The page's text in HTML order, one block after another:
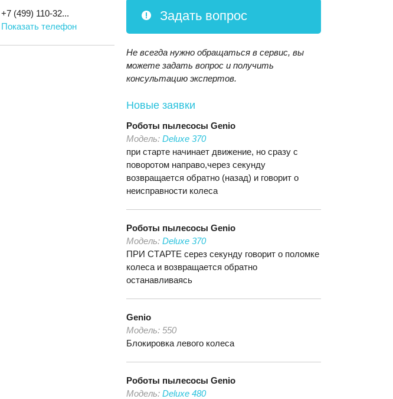
+7 (499) 110-32...
Показать телефон
Задать вопрос
Не всегда нужно обращаться в сервис, вы
можете задать вопрос и получить
консультацию экспертов.
Новые заявки
Роботы пылесосы Genio
Модель: Deluxe 370
при старте начинает движение, но сразу с
поворотом направо,через секунду
возвращается обратно (назад) и говорит о
неисправности колеса
Роботы пылесосы Genio
Модель: Deluxe 370
ПРИ СТАРТЕ серез секунду говорит о поломке
колеса и возвращается обратно
останавливаясь
Genio
Модель: 550
Блокировка левого колеса
Роботы пылесосы Genio
Модель: Deluxe 480